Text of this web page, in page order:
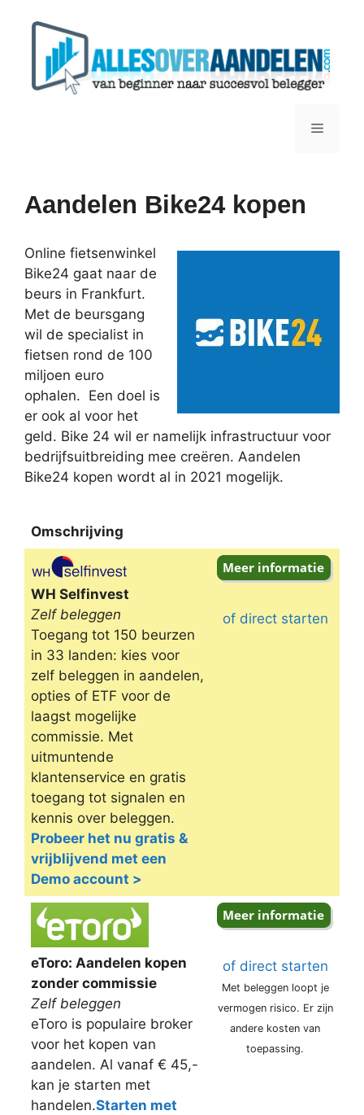
Menu
Aandelen Bike24 kopen
Online fietsenwinkel
Bike24 gaat naar de
beurs in Frankfurt.
Met de beursgang
wil de specialist in
fietsen rond de 100
miljoen euro
ophalen. Een doel is
er ook al voor het
geld. Bike 24 wil er namelijk infrastructuur voor
bedrijfsuitbreiding mee creëren. Aandelen
Bike24 kopen wordt al in 2021 mogelijk.
Omschrijving
Omschrijving
WH Selfinvest
Zelf beleggen
Toegang tot 150 beurzen
in 33 landen: kies voor
zelf beleggen in aandelen,
opties of ETF voor de
laagst mogelijke
commissie. Met
uitmuntende
klantenservice en gratis
toegang tot signalen en
kennis over beleggen.
Probeer het nu gratis &
vrijblijvend met een
Demo account >
of direct starten
eToro: Aandelen kopen
zonder commissie
Zelf beleggen
eToro is populaire broker
voor het kopen van
aandelen. Al vanaf € 45,-
kan je starten met
handelen.Starten met
of direct starten
Met beleggen loopt je
vermogen risico. Er zijn
andere kosten van
toepassing.